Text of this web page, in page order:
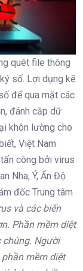
quét file thông
số. Lợi dụng kẽ
để qua mặt các
đánh cắp dữ
khôn lường cho
Việt Nam
công bởi virus
Nha, Ý, Ấn Độ
đốc Trung tâm
và các biến
Phần mềm diệt
chúng. Người
mềm diệt